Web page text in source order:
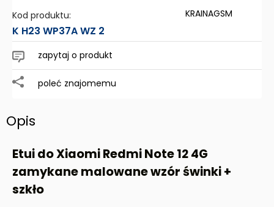
Kod produktu:
K H23 WP37A WZ 2
KRAINAGSM
zapytaj o produkt
poleć znajomemu
Opis
Etui do Xiaomi Redmi Note 12 4G
zamykane malowane wzór świnki +
szkło